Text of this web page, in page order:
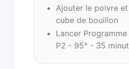
Ajouter le poivre
cube de bouillon
Lancer
P2 - 95° - 35